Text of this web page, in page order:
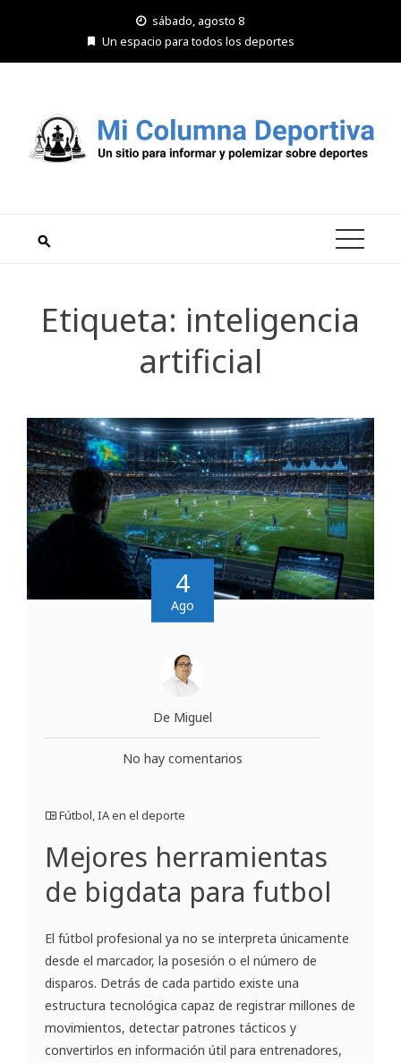
sábado, agosto 8
Un espacio para todos los deportes
Etiqueta: inteligencia
artificial
4
Ago
De Miguel
No hay comentarios
Fútbol,IA en el deporte
Mejores herramientas
de bigdata para futbol
El fútbol profesional ya no se interpreta únicamente
desde el marcador, la posesión o el número de
disparos. Detrás de cada partido existe una
estructura tecnológica capaz de registrar millones de
movimientos, detectar patrones tácticos y
convertirlos en información útil para entrenadores,